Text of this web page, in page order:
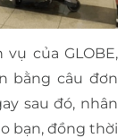
của GLOBE,
bằng câu đơn
sau đó, nhân
bạn, đồng thời